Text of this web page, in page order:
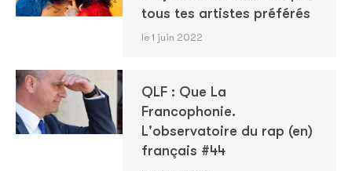
tous tes artistes préférés
le 1 juin 2022
QLF : Que La
Francophonie.
L'observatoire du rap (en)
français #44